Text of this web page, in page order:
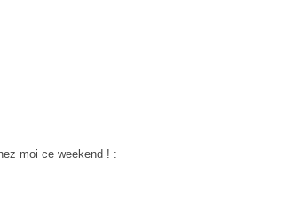
moi ce weekend ! :